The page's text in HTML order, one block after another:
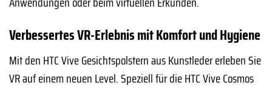
Verbessertes VR-Erlebnis mit Komfort und Hygiene
Mit den HTC Vive Gesichtspolstern aus Kunstleder erleben Sie
VR auf einem neuen Level. Speziell für die HTC Vive Cosmos